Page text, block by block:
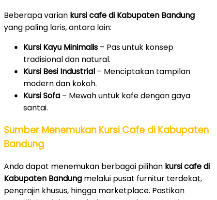
Beberapa varian kursi cafe di Kabupaten Bandung
yang paling laris, antara lain:
Kursi Kayu Minimalis – Pas untuk konsep
tradisional dan natural.
Kursi Besi Industrial – Menciptakan tampilan
modern dan kokoh.
Kursi Sofa – Mewah untuk kafe dengan gaya
santai.
Sumber Menemukan Kursi Cafe di Kabupaten
Bandung
Anda dapat menemukan berbagai pilihan kursi cafe di
Kabupaten Bandung melalui pusat furnitur terdekat,
pengrajin khusus, hingga marketplace. Pastikan